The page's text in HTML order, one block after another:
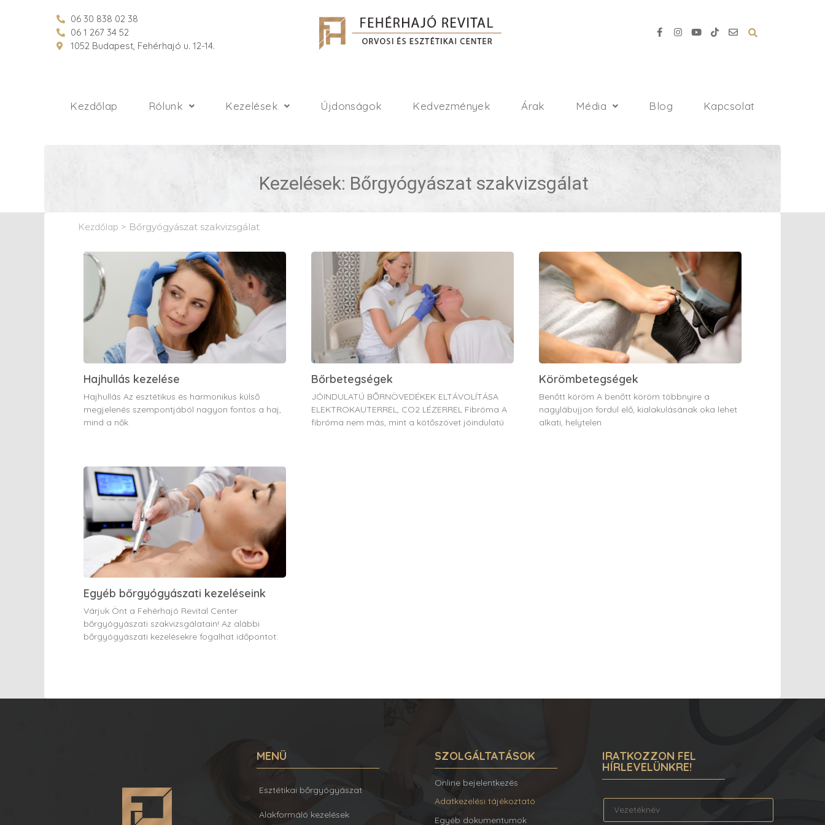
06 30 838 02 38
06 1 267 34 52
1052 Budapest, Fehérhajó u. 12-14.
Kezdőlap Rólunk Kezelések Újdonságok Kedvezmények Árak Média Blog Kapcsolat
Kezelések: Bőrgyógyászat szakvizsgálat
Kezdőlap > Bőrgyógyászat szakvizsgálat
Hajhullás kezelése
Hajhullás Az esztétikus és harmonikus külső
megjelenés szempontjából nagyon fontos a haj,
mind a nők
Bőrbetegségek
JÓINDULATÚ BŐRNÖVEDÉKEK ELTÁVOLÍTÁSA
ELEKTROKAUTERREL, CO2 LÉZERREL Fibróma A
fibróma nem más, mint a kötőszövet jóindulatú
Körömbetegségek
Benőtt köröm A benőtt köröm többnyire a
nagylábujjon fordul elő, kialakulásának oka lehet
alkati, helytelen
Egyéb bőrgyógyászati kezeléseink
Várjuk Önt a Fehérhajó Revital Center
bőrgyógyászati szakvizsgálatain! Az alábbi
bőrgyógyászati kezelésekre fogalhat időpontot:
MENÜ
Esztétikai bőrgyógyászat
Alakformáló kezelések
SZOLGÁLTATÁSOK
Online bejelentkezés
Adatkezelési tájékoztató
Egyéb dokumentumok
IRATKOZZON FEL
HÍRLEVELÜNKRE!